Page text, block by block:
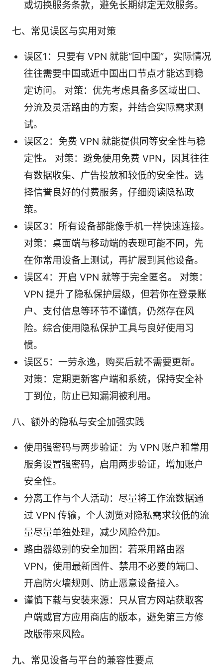
或切换服务条款，避免长期绑定无效服务。
七、常见误区与实用对策
误区1：只要有 VPN 就能“回中国”，实际情况
往往需要中国或近中国出口节点才能达到稳
定访问。 对策：优先考虑具备多区域出口、
分流及灵活路由的方案，并结合实际需求测
试。
误区2：免费 VPN 就能提供同等安全性与稳
定性。 对策：避免使用免费 VPN，因其往往
有数据收集、广告投放和较低的安全性。选
择信誉良好的付费服务，仔细阅读隐私政
策。
误区3：所有设备都能像手机一样快速连接。
对策：桌面端与移动端的表现可能不同，先
在你常用设备上测试，再扩展到其他设备。
误区4：开启 VPN 就等于完全匿名。 对策：
VPN 提升了隐私保护层级，但若你在登录账
户、支付信息等环节不谨慎，仍然存在风
险。综合使用隐私保护工具与良好使用习
惯。
误区5：一劳永逸，购买后就不需要更新。
对策：定期更新客户端和系统，保持安全补
丁到位，防止已知漏洞被利用。
八、额外的隐私与安全加强实践
使用强密码与两步验证：为 VPN 账户和常用
服务设置强密码，启用两步验证，增加账户
安全性。
分离工作与个人活动：尽量将工作流数据通
过 VPN 传输，个人浏览对隐私需求较低的流
量尽量单独处理，减少风险叠加。
路由器级别的安全加固：若采用路由器
VPN，使用最新固件、禁用不必要的端口、
开启防火墙规则、防止恶意设备接入。
谨慎下载与安装来源：只从官方网站获取客
户端或官方应用商店的版本，避免第三方修
改版带来风险。
九、常见设备与平台的兼容性要点